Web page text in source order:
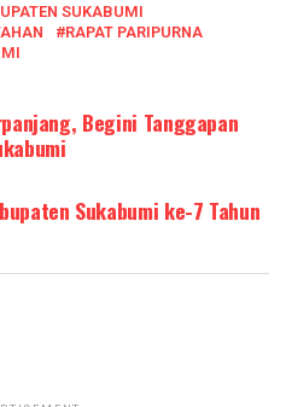
SUKABUMI
RAPAT PARIPURNA
Begini Tanggapan
Sukabumi ke-7 Tahun